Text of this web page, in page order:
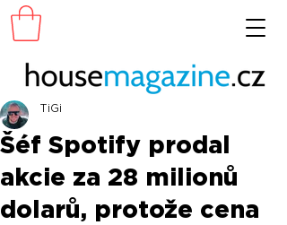
Šéf Spotify prodal
akcie za 28 milionů
dolarů, protože cena
TiGi